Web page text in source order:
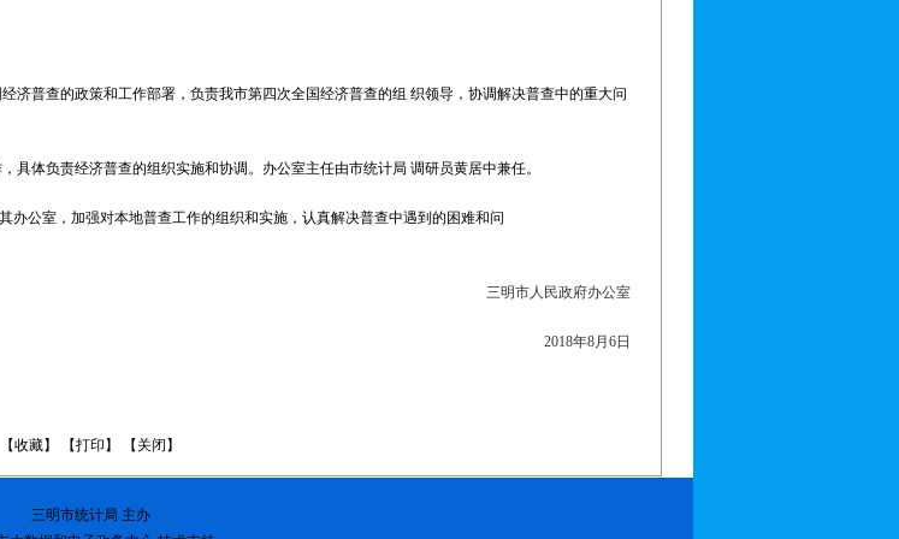
济普查的政策和工作部署，负责我市第四次全国经济普查的组 织领导，协调解决普查中的重大问
，具体负责经济普查的组织实施和协调。办公室主任由市统计局 调研员黄居中兼任。
办公室，加强对本地普查工作的组织和实施，认真解决普查中遇到的困难和问
三明市人民政府办公室
2018年8月6日
【收藏】 【打印 】 【 关闭 】
三明市统计局 主办